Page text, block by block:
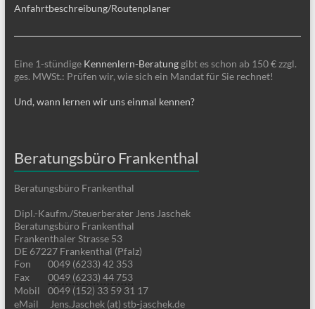
Anfahrtbeschreibung/Routenplaner
Eine 1-stündige Kennenlern-Beratunggibt es schon ab 150 € zzgl.
ges. MWSt.: Prüfen wir, wie sich ein Mandat für Sie rechnet!
Und, wann lernen wir uns einmal kennen?
Beratungsbüro Frankenthal
Beratungsbüro Frankenthal
Dipl.-Kaufm./Steuerberater Jens Jaschek
Beratungsbüro Frankenthal
Frankenthaler Strasse 53
DE 67227 Frankenthal (Pfalz)
Fon
0049 (6233) 42 353
Fax
0049 (6233) 44 753
Mobil
0049 (152) 33 59 31 17
eMail
Jens.Jaschek (at) stb-jaschek.de